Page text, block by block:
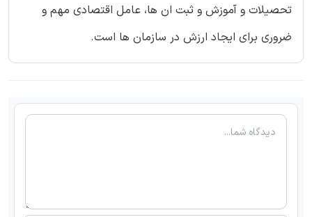
تحصیلات و آموزش و ثبت ان ها، عامل اقتصادی مهم و
ضروری برای ایجاد ارزش در سازمان ها است.